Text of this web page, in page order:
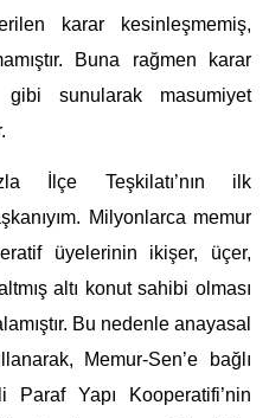
karar kesinleşmemiş,
Buna rağmen karar
sunularak masumiyet
İlçe Teşkilatı’nın ilk
Milyonlarca memur
üyelerinin ikişer, üçer,
altı konut sahibi olması
Bu nedenle anayasal
Memur-Sen’e bağlı
Paraf Yapı Kooperatifi’nin